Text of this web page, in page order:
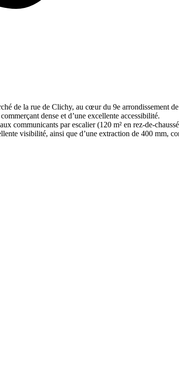
de la rue de Clichy, au cœur du 9e arrondissement
dense et d’une excellente accessibilité.
communicants par escalier (120 m² en rez-de-
visibilité, ainsi que d’une extraction de 400 mm,